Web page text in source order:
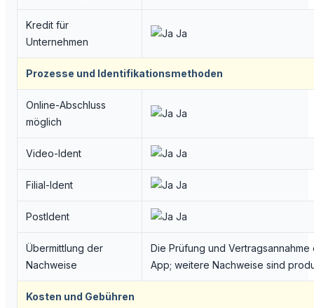
Kredit für
Unternehmen
Ja
Prozesse und Identifikationsmethoden
Online-Abschluss
möglich
Ja
Video-Ident Ja
Filial-Ident Ja
PostIdent Ja
Übermittlung der
Nachweise
Die Prüfung und
App; weitere Nachweise sind
Kosten und Gebühren